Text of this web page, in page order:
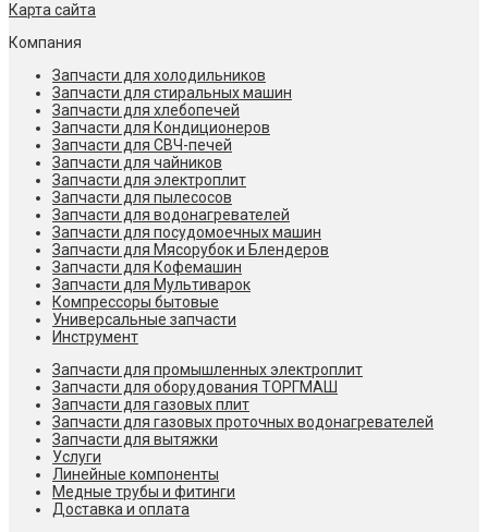
Карта сайта
Компания
Запчасти для холодильников
Запчасти для стиральных машин
Запчасти для хлебопечей
Запчасти для Кондиционеров
Запчасти для СВЧ-печей
Запчасти для чайников
Запчасти для электроплит
Запчасти для пылесосов
Запчасти для водонагревателей
Запчасти для посудомоечных машин
Запчасти для Мясорубок и Блендеров
Запчасти для Кофемашин
Запчасти для Мультиварок
Компрессоры бытовые
Универсальные запчасти
Инструмент
Запчасти для промышленных электроплит
Запчасти для оборудования ТОРГМАШ
Запчасти для газовых плит
Запчасти для газовых проточных водонагревателей
Запчасти для вытяжки
Услуги
Линейные компоненты
Медные трубы и фитинги
Доставка и оплата